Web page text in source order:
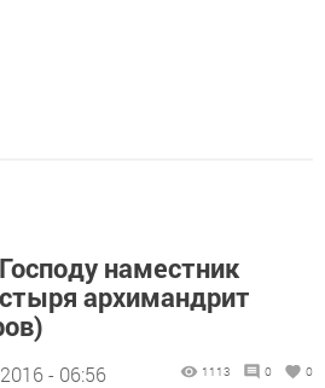
наместник
архимандрит
- 06:56 1113 0 0